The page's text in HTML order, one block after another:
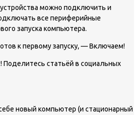
можно подключить и
все периферийные
запуска компьютера.
к первому запуску, — Включаем!
Поделитесь статьёй в социальных
новый компьютер (и стационарный